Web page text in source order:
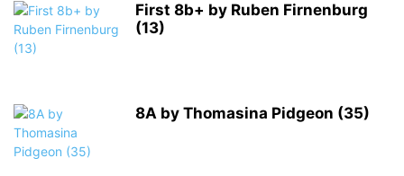
First 8b+ by Ruben Firnenburg
(13)
8A by Thomasina Pidgeon (35)